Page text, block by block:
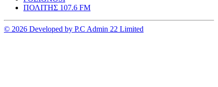
ΠΟΛΙΤΗΣ 107.6 FM
© 2026 Developed by P.C Admin 22 Limited